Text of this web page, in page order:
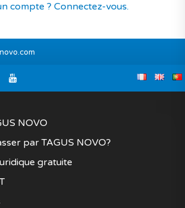
compte ? Connectez-vous.
NOVO
par TAGUS NOVO?
gratuite